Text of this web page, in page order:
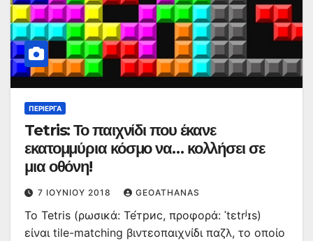
ΠΕΡΊΕΡΓΑ
Tetris: Το παιχνίδι που έκανε
εκατομμύρια κόσμο να… κολλήσει σε
μια οθόνη!
7 ΙΟΥΝΊΟΥ 2018 GEOATHANAS
To Tetris (ρωσικά: Те́трис, προφορά: ˈtɛtrʲɪs)
είναι tile-matching βιντεοπαιχνίδι παζλ, το οποίο